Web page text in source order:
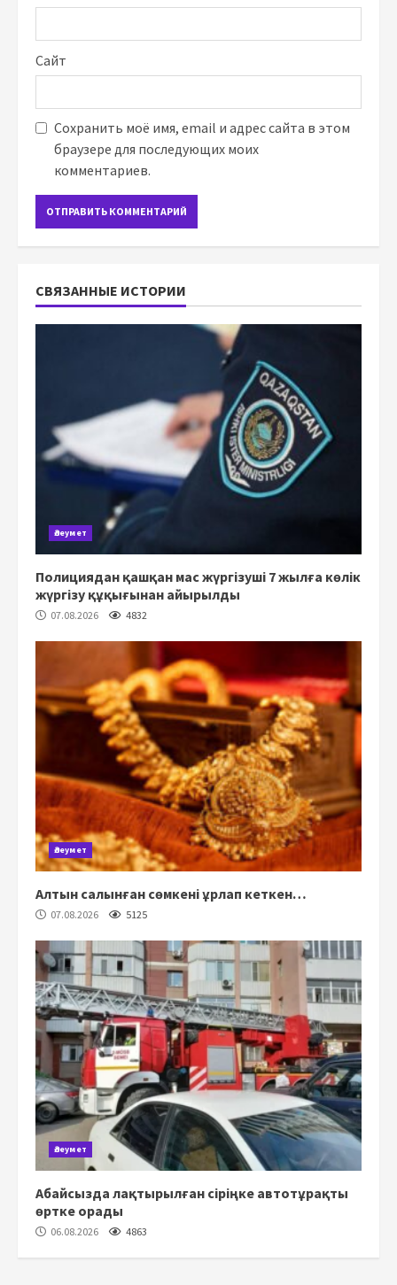
Сайт
Сохранить моё имя, email и адрес сайта в этом
браузере для последующих моих
комментариев.
СВЯЗАННЫЕ ИСТОРИИ
Әлеумет
Полициядан қашқан мас жүргізуші 7 жылға көлік
жүргізу құқығынан айырылды
07.08.2026 4832
Әлеумет
Алтын салынған сөмкені ұрлап кеткен…
07.08.2026 5125
Әлеумет
Абайсызда лақтырылған сіріңке автотұрақты
өртке орады
06.08.2026 4863